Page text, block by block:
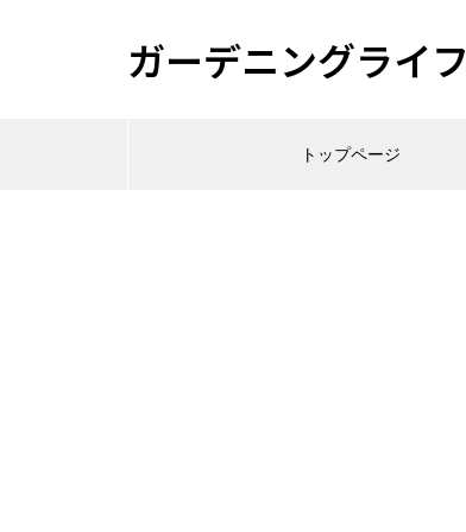
ガーデニングライフ
トップページ